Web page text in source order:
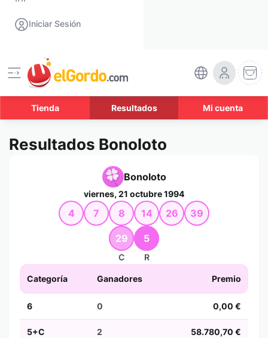
Iniciar Sesión
Tienda Resultados Mi cuenta
Resultados Bonoloto
Bonoloto
viernes, 21 octubre 1994
4 7 8 14 26 39
29
C
5
R
Categoría Ganadores Premio
6 0 0,00 €
5+C 2 58.780,70 €